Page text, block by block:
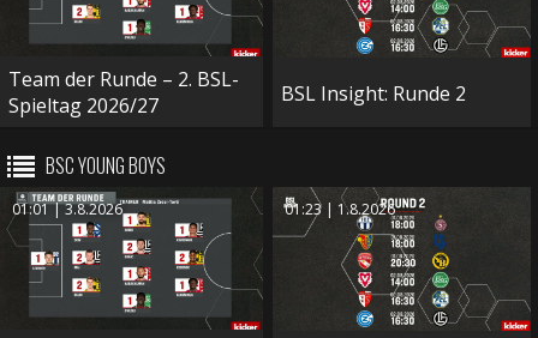
Team der Runde – 2. BSL-
Spieltag 2026/27
BSL Insight: Runde 2
BSC YOUNG BOYS
01:01 | 3.8.2026 01:23 | 1.8.2026